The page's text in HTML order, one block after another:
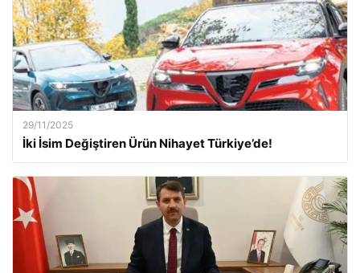
29/11/2025
İki İsim Değiştiren Ürün Nihayet Türkiye’de!